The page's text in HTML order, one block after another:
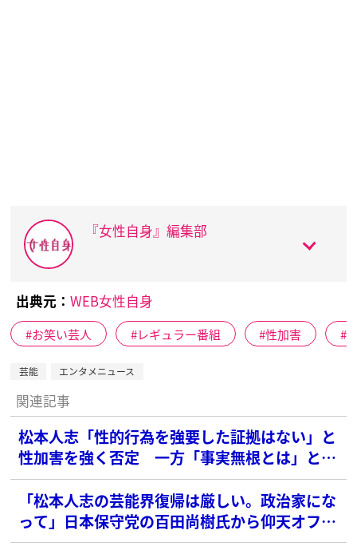
『女性自身』編集部
出典元： WEB女性自身
お笑い芸人 レギュラー番組 性加害
芸能 エンタメニュース
関連記事
松本人志「性的行為を強要した証拠はない」と
性加害を強く否定 一方「事実無根とは」とネ
ット上で疑問の声も
「松本人志の芸能界復帰は厳しい。政治家にな
って」日本保守党の百田尚樹氏から仰天オファ
ー